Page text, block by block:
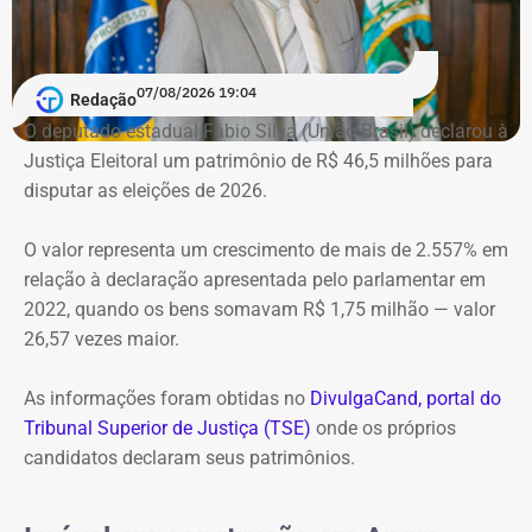
empresa ligada ao empresário teria sido utilizada em
movimentações financeiras investigadas no caso.
Declaração de bens do deputado Rafael Nobre em 2022 — Foto:
Reprodução/Divulgacand
vale originalmente — Foto: REprodução/Google Maps.
O apartamento que vai à leilão fica na Avenida Pasteu e
tem cerca de 101 metros quadrados. O imóvel se
Baía de Guanabara.
A Caixa Econômica tentou intimar pessoalmente o ex-
Redação07/08/2026 19:04
O deputado estadual Fábio Silva (União Brasil) declarou à
Justiça Eleitoral um patrimônio de R$ 46,5 milhões para
disputar as eleições de 2026.
O valor representa um crescimento de mais de 2.557% em
relação à declaração apresentada pelo parlamentar em
2022, quando os bens somavam R$ 1,75 milhão — valor
26,57 vezes maior.
As informações foram obtidas no DivulgaCand, portal do
Tribunal Superior de Justiça (TSE) onde os próprios
candidatos declaram seus patrimônios.